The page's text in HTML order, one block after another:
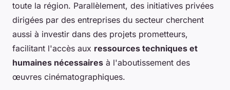
toute la région. Parallèlement, des initiatives privées
dirigées par des entreprises du secteur cherchent
aussi à investir dans des projets prometteurs,
facilitant l'accès aux ressources techniques et
humaines nécessaires à l'aboutissement des
œuvres cinématographiques.